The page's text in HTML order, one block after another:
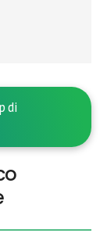
di